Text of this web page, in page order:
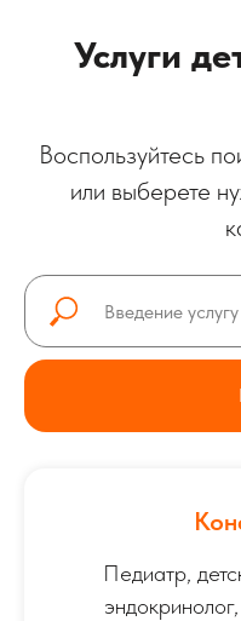
Услуги
Воспользуйтесь
или выберете
Педиатр,